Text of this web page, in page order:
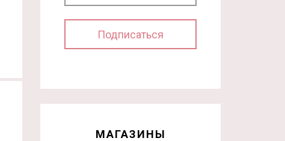
МАГАЗИНЫ